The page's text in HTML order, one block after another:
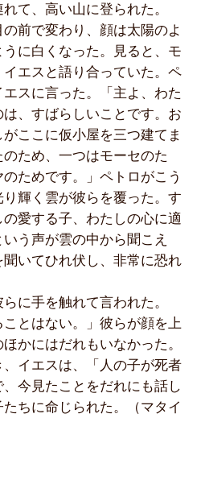
て、高い山に登られた。
前で変わり、顔は太陽のよ
に白くなった。見ると、モ
エスと語り合っていた。ペ
エスに言った。「主よ、わた
、すばらしいことです。お
ここに仮小屋を三つ建てま
ため、一つはモーセのた
ためです。」ペトロがこう
輝く雲が彼らを覆った。す
愛する子、わたしの心に適
う声が雲の中から聞こえ
いてひれ伏し、非常に恐れ
に手を触れて言われた。
ことはない。」彼らが顔を上
かにはだれもいなかった。
イエスは、「人の子が死者
今見たことをだれにも話し
ちに命じられた。（マタイ